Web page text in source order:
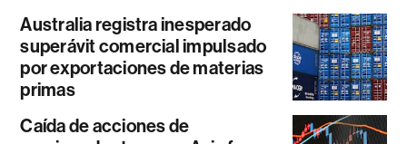
Australia registra inesperado
superávit comercial impulsado
por exportaciones de materias
primas
Caída de acciones de